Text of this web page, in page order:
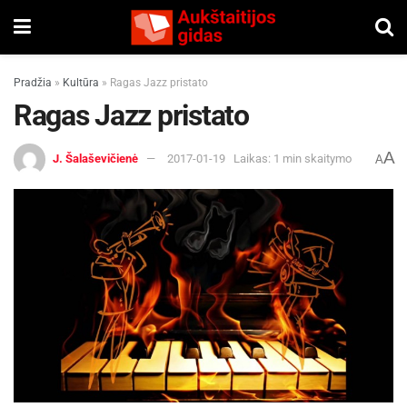
Pradžia » Kultūra » Ragas Jazz pristato
Ragas Jazz pristato
J. Šalaševičienė 2017-01-19 Laikas: 1 min skaitymo AA